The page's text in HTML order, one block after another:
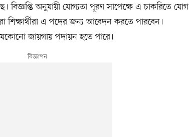
বিজ্ঞপ্তি অনুযায়ী যোগ্যতা পূরণ সাপেক্ষে এ চাকরিতে যোগ
শিক্ষার্থীরা এ পদের জন্য আবেদন করতে পারবেন।
জায়গায় পদায়ন হতে পারে।